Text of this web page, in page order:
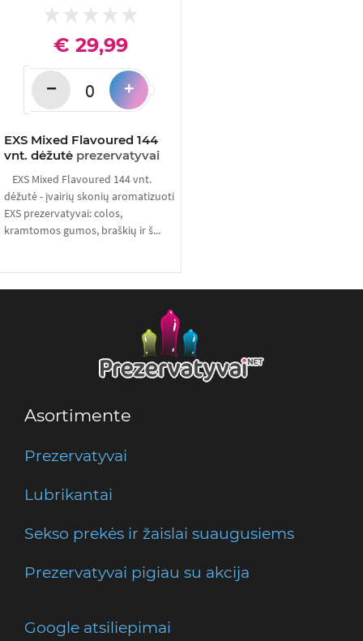
EXS Mixed Flavoured 144
vnt. dėžutė prezervatyvai
€ 29,99
− +
EXS Mixed Flavoured 144 vnt.
dėžutė - įvairių skonių aromatizuoti
EXS prezervatyvai: colos,
kramtomos gumos, braškių ir š...
Asortimente
Prezervatyvai
Lubrikantai
Sekso prekės ir žaislai suaugusiems
Prezervatyvai pigiau su akcija
Google atsiliepimai